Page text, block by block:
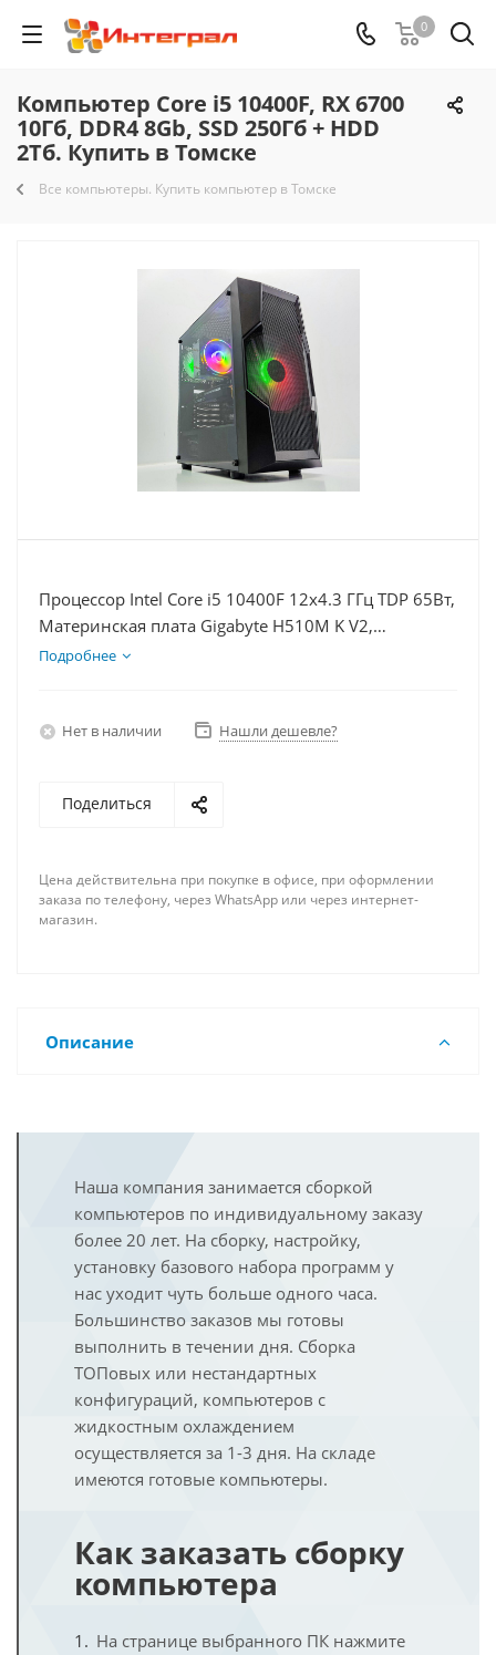
0
Компьютер Core i5 10400F, RX 6700
10Гб, DDR4 8Gb, SSD 250Гб + HDD
2Тб. Купить в Томске
Все компьютеры. Купить компьютер в Томске
Процессор Intel Core i5 10400F 12x4.3 ГГц TDP 65Вт,
Материнская плата Gigabyte H510M K V2,
Видеокарта RX 6700 10Гб, Память DDR4 8Gb,
Подробнее
Нет в наличии Нашли дешевле?
Поделиться
Цена действительна при покупке в офисе, при оформлении
заказа по телефону, через WhatsApp или через интернет-
магазин.
Описание
Наша компания занимается сборкой
компьютеров по индивидуальному заказу
более 20 лет. На сборку, настройку,
установку базового набора программ у
нас уходит чуть больше одного часа.
Большинство заказов мы готовы
выполнить в течении дня. Сборка
ТОПовых или нестандартных
конфигураций, компьютеров с
жидкостным охлаждением
осуществляется за 1-3 дня. На складе
имеются готовые компьютеры.
Как заказать сборку
компьютера
На странице выбранного ПК нажмите